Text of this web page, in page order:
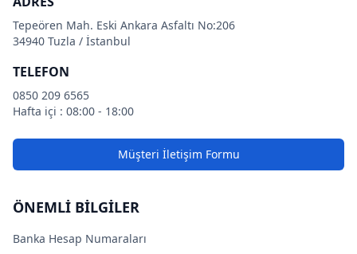
Tepeören Mah. Eski Ankara Asfaltı No:206
34940 Tuzla / İstanbul
TELEFON
0850 209 6565
Hafta içi : 08:00 - 18:00
Müşteri İletişim Formu
ÖNEMLİ BİLGİLER
Banka Hesap Numaraları